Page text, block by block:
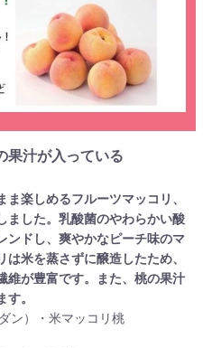
果汁が入っている
楽しめるフルーツマッコリ、
ました。乳酸菌のやわらかい酸
ンドし、爽やかなピーチ味のマ
米を蒸さずに醸造したため、
維が豊富です。また、桃の果汁
。
ン）・米マッコリ桃